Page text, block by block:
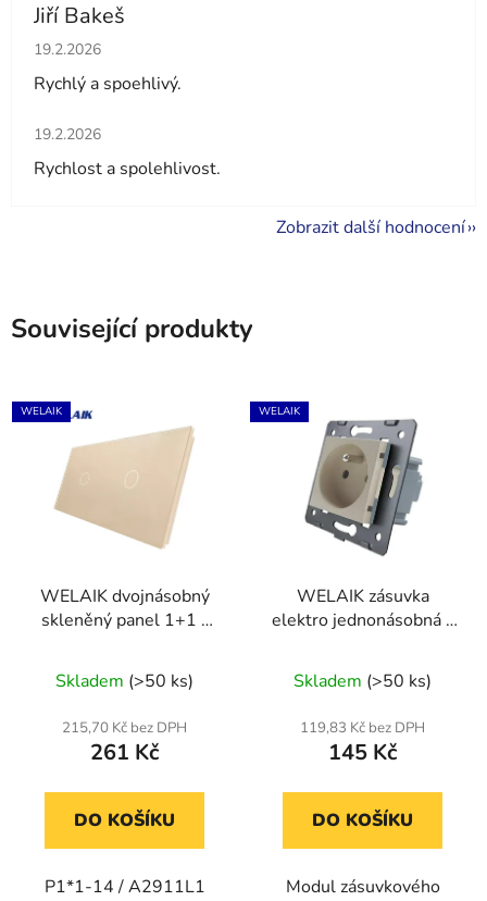
Jiří Bakeš
Hodnocení obchodu je 5 z 5 hvězdiček.
19.2.2026
Rychlý a spoehlivý.
Hodnocení obchodu je 5 z 5 hvězdiček.
19.2.2026
Rychlost a spolehlivost.
Zobrazit další hodnocení
Související produkty
WELAIK
WELAIK dvojnásobný
skleněný panel 1+1 -
Skladem (>50 ks)
215,70 Kč bez DPH
261 Kč
DO KOŠÍKU
P1*1-14 / A2911L1
WELAIK
WELAIK zásuvka
elektro jednonásobná -
Skladem (>50 ks)
119,83 Kč bez DPH
145 Kč
DO KOŠÍKU
Modul zásuvkového